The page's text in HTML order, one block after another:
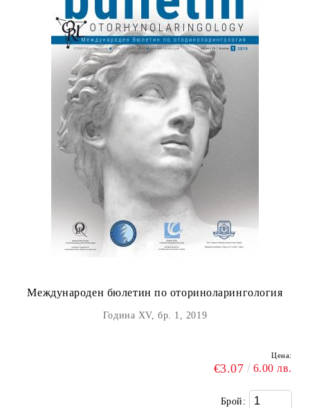
Международен бюлетин по оториноларингология
Година XV, бр. 1, 2019
Цена:
€3.07 6.00 лв.
Брой: